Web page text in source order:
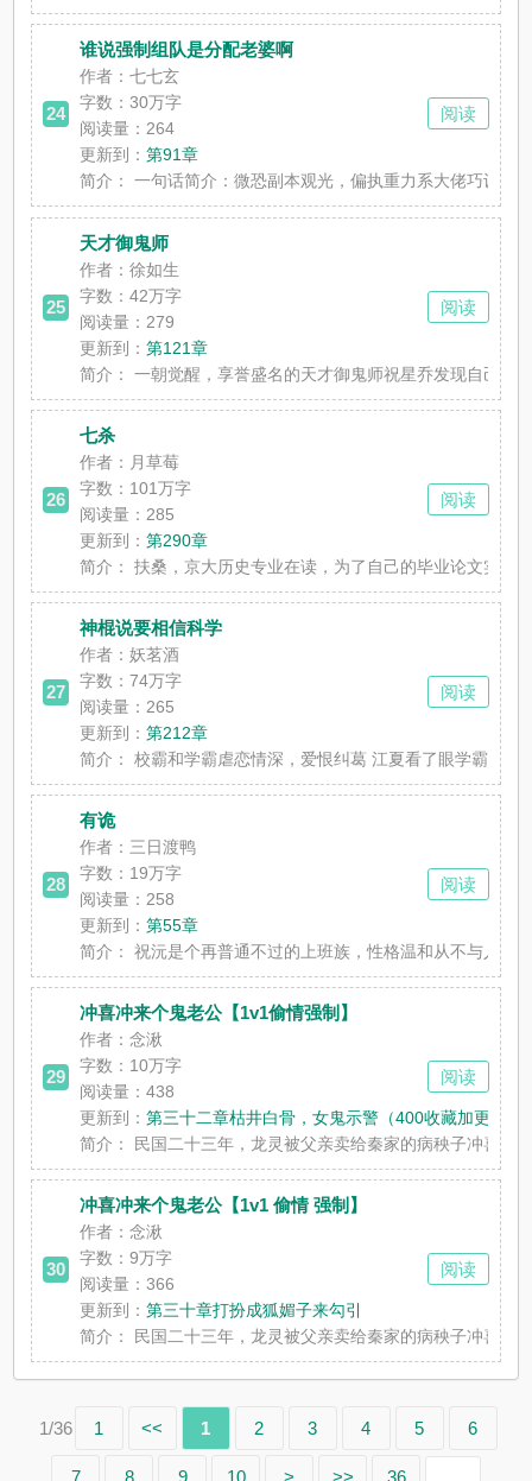
24
谁说强制组队是分配老婆啊
作者：七七玄
字数：30万字
阅读量：264
更新到：第91章
简介：
一句话简介：微恐副本观光，偏执重力系大佬巧设连
阅读
25
天才御鬼师
作者：徐如生
字数：42万字
阅读量：279
更新到：第121章
简介：
一朝觉醒，享誉盛名的天才御鬼师祝星乔发现自己不
阅读
26
七杀
作者：月草莓
字数： 101万字
阅读量：285
更新到：第290章
简介：
扶桑，京大历史专业在读，为了自己的毕业论文实地
阅读
27
神棍说要相信科学
作者：妖茗酒
字数：74万字
阅读量：265
更新到：第212章
简介：
校霸和学霸虐恋情深，爱恨纠葛 江夏看了眼学霸身后
阅读
28
有诡
作者：三日渡鸭
字数： 19万字
阅读量：258
更新到：第55章
简介：
祝沅是个再普通不过的上班族，性格温和从不与人产
阅读
29
冲喜冲来个鬼老公【1v1偷情强制】
作者：念湫
字数： 10万字
阅读量：438
更新到：第三十二章枯井白骨，女鬼示警（400收藏加更
简介：
民国二十三年，龙灵被父亲卖给秦家的病秧子冲喜。
阅读
30
冲喜冲来个鬼老公【1v1 偷情 强制】
作者：念湫
字数：9万字
阅读量：366
更新到：第三十章打扮成狐媚子来勾引
简介：
民国二十三年，龙灵被父亲卖给秦家的病秧子冲喜。
阅读
1/36 1 << 1 2 3 4 5 6
7 8 9 10 > >> 36